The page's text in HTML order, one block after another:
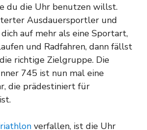
du die Uhr benutzen willst.
Ausdauersportler und
auf mehr als eine Sportart,
und Radfahren, dann fällst
richtige Zielgruppe. Die
745 ist nun mal eine
die prädestiniert für
verfallen, ist die Uhr